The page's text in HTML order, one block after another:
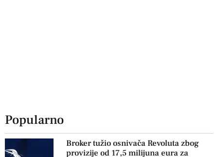
Popularno
Broker tužio osnivača Revoluta zbog
provizije od 17,5 milijuna eura za